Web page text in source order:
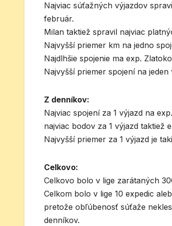
Najviac súťažných výjazdov
február.
Milan taktiež spravil najviac
Najvyšší priemer km na jedno
Najdlhšie spojenie ma exp.
Najvyšší priemer spojení na
Z denníkov:
Najviac spojení za 1 výjazd na
najviac bodov za 1 výjazd taktiež
Najvyšší priemer za 1 výjazd je
Celkovo:
Celkovo bolo v lige zarátaných
Celkom bolo v lige 10 expedic
pretože obľúbenosť súťaže
denníkov.